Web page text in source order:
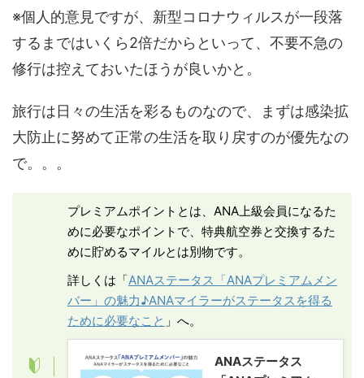
※個人的意見ですが、新型コロナウィルスが一段落
するまではいくら2倍だからといって、不要不急の
修行は控えておいたほうが良いかと。
旅行は日々の生活を彩るものなので、まずは感染拡
大防止に努めて正常の生活を取り戻すのが優先なの
で。。。
プレミアムポイントとは、ANA上級会員になるた
めに必要なポイントで、特典航空券と交換するた
めに貯めるマイルとは別物です。
詳しくは「ANAステータス「ANAプレミアムメン
バー」の魅力♪ANAマイラーがステータスを得る
ために必要なこと 」へ。
ANAステータス